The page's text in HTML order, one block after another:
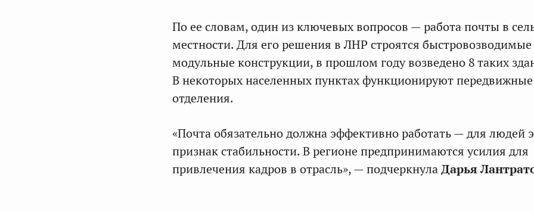
По ее словам, один из ключевых вопросов — работа почты в
местности. Для его решения в ЛНР строятся быстровозводимые
модульные конструкции, в прошлом году возведено 8 таких
В некоторых населенных пунктах функционируют передвижные
отделения.
«Почта обязательно должна эффективно работать — для людей
признак стабильности. В регионе предпринимаются усилия для
привлечения кадров в отрасль», — подчеркнулаДарья